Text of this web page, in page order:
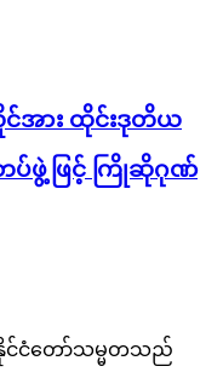
င်အား ထိုင်းဒုတိယ
တပ်ဖွဲ့ဖြင့် ကြိုဆိုဂုဏ်
နိုင်ငံတော်သမ္မတသည်